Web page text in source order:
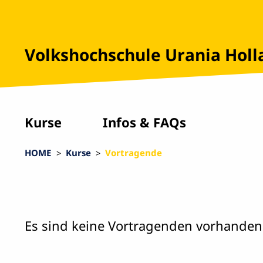
Volkshochschule Urania
Kurse Infos & FAQs
HOME Kurse Vortragende
Es sind keine Vortragenden